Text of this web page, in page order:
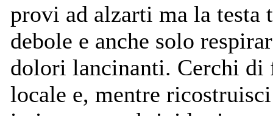
provi ad alzarti ma la testa
debole e anche solo
dolori lancinanti. Cerchi di
locale e, mentre